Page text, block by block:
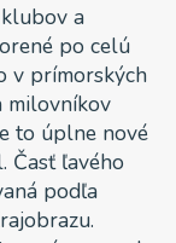
a
po celú
v prímorských
milovníkov
to úplne nové
Časť ľavého
podľa